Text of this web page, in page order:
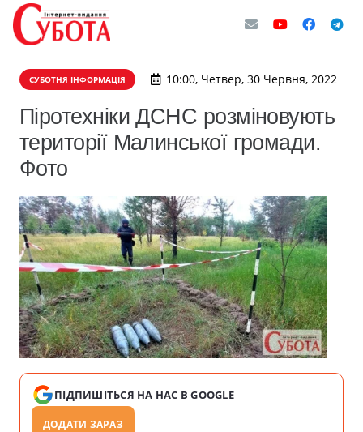
СУБОТНЯ ІНФОРМАЦІЯ 10:00, Четвер, 30 Червня, 2022
Піротехніки ДСНС розміновують
території Малинської громади.
Фото
ПІДПИШІТЬСЯ НА НАС В GOOGLE
ДОДАТИ ЗАРАЗ